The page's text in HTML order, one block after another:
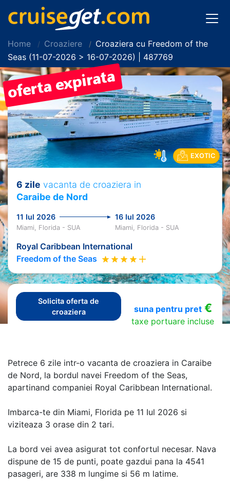
Home Croaziere
Croaziera cu Freedom of the
Seas (11-07-2026 > 16-07-2026) | 487769
EXOTIC
6 zile vacanta de croaziera in
Caraibe de Nord
11 Iul 2026 16 Iul 2026
Miami, Florida - SUA Miami, Florida - SUA
Royal Caribbean International
Freedom of the Seas
Solicita oferta de
croaziera
suna pentru pret€
taxe portuare incluse
Petrece 6 zile intr-o vacanta de croaziera in Caraibe
de Nord, la bordul navei Freedom of the Seas,
apartinand companiei Royal Caribbean International.
Imbarca-te din Miami, Florida pe 11 Iul 2026 si
viziteaza 3 orase din 2 tari.
La bord vei avea asigurat tot confortul necesar. Nava
dispune de 15 de punti, poate gazdui pana la 4541
pasageri, are 338 m lungime si 56 m latime.